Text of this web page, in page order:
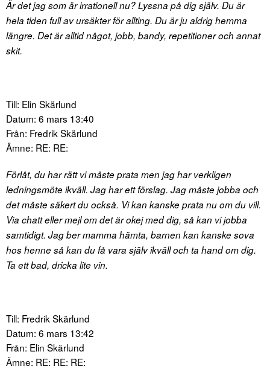
Är det jag som är irrationell nu? Lyssna på dig själv. Du är
hela tiden full av ursäkter för allting. Du är ju aldrig hemma
längre. Det är alltid något, jobb, bandy, repetitioner och annat
skit.
Till: Elin Skärlund
Datum: 6 mars 13:40
Från: Fredrik Skärlund
Ämne: RE: RE:
Förlåt, du har rätt vi måste prata men jag har verkligen
ledningsmöte ikväll. Jag har ett förslag. Jag måste jobba och
det måste säkert du också. Vi kan kanske prata nu om du vill.
Via chatt eller mejl om det är okej med dig, så kan vi jobba
samtidigt. Jag ber mamma hämta, barnen kan kanske sova
hos henne så kan du få vara själv ikväll och ta hand om dig.
Ta ett bad, dricka lite vin.
Till: Fredrik Skärlund
Datum: 6 mars 13:42
Från: Elin Skärlund
Ämne: RE: RE: RE: